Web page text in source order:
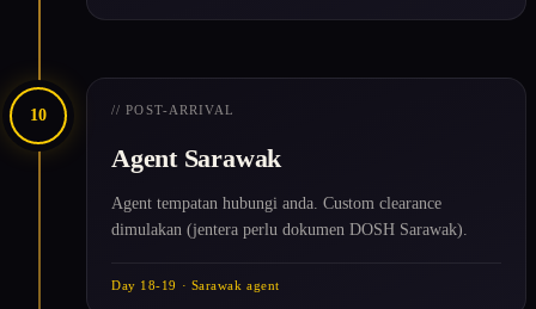
10 // POST-ARRIVAL
Agent Sarawak
Agent tempatan hubungi anda. Custom clearance
dimulakan (jentera perlu dokumen DOSH Sarawak).
Day 18-19 · Sarawak agent